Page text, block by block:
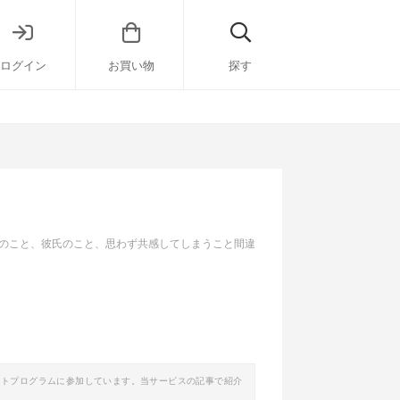
ログイン お買い物 探す
こと、彼氏のこと、思わず共感してしまうこと間違
プログラムに参加しています。当サービスの記事で紹介